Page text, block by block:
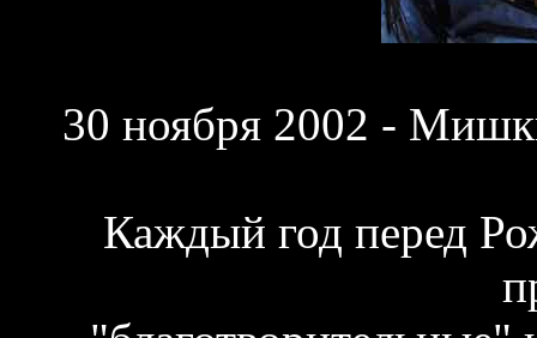
30 ноября 2002 -
Каждый год перед